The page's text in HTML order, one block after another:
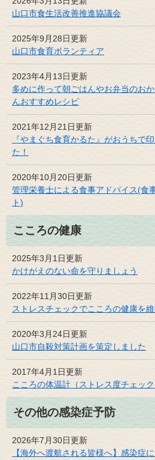
山口市食生活改善推進協議会
2025年9月28日更新
山口市食育ボランティア
2023年4月13日更新
多めに作って朝ごはんやお弁当のお
んおすすめレシピ
2021年12月21日更新
『やまぐち食育かるた』がおうちで
た！
2020年10月20日更新
管理栄養士による食事アドバイス(食
ト)
こころの健康
2025年3月1日更新
かけがえのない命を守りましょう
2022年11月30日更新
ストレスチェックでこころの健康を維
2020年3月24日更新
山口市自殺対策計画を策定しました
2017年4月1日更新
こころの体温計（ストレス度チェック
その他の感染症予防
2026年7月30日更新
【海外へ渡航される皆様へ】感染症